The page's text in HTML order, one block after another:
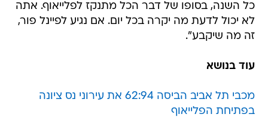
כל השנה, בסופו של דבר הכל מתנקז לפלייאוף. אתה
לא יכול לדעת מה יקרה בכל יום. אם נגיע לפיינל פור,
זה מה שיקבע".
עוד בנושא
מכבי תל אביב הביסה 62:94 את עירוני נס ציונה
בפתיחת הפלייאוף